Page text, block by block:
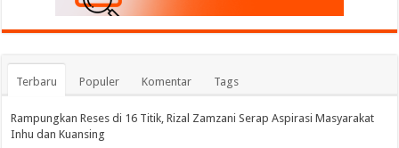
Terbaru Populer Komentar Tags
Rampungkan Reses di 16 Titik, Rizal Zamzani Serap Aspirasi Masyarakat
Inhu dan Kuansing